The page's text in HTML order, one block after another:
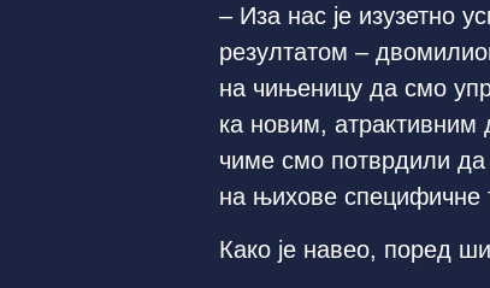
– Иза нас је изузетно
резултатом –
на чињеницу да смо
ка новим, атрактивним
чиме смо потврдили
на њихове специфичне
Како је навео, поред